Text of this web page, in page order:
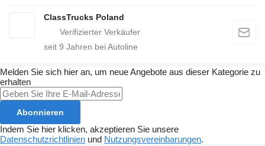
ClassTrucks Poland
seit 9 Jahren bei Autoline
Melden Sie sich hier an, um neue Angebote aus dieser Kategorie zu
erhalten
Abonnieren
Indem Sie hier klicken, akzeptieren Sie unsere
Datenschutzrichtlinien und Nutzungsvereinbarungen.